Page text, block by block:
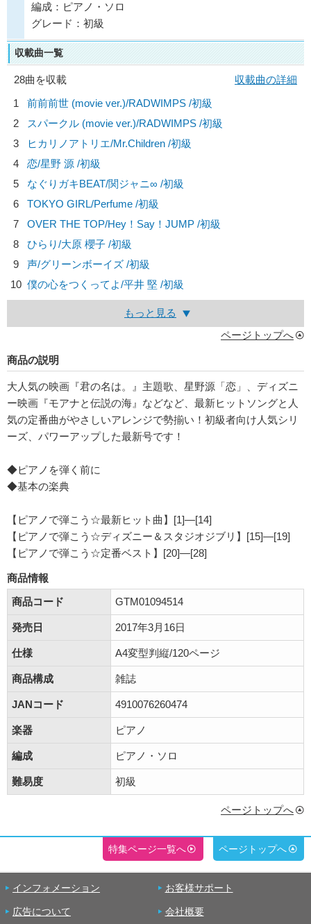
編成：ピアノ・ソロ
グレード：初級
収載曲一覧
28曲を収載
収載曲の詳細
1
前前前世 (movie ver.)/RADWIMPS /初級
2
スパークル (movie ver.)/RADWIMPS /初級
3
ヒカリノアトリエ/Mr.Children /初級
4
恋/星野 源 /初級
5
なぐりガキBEAT/関ジャニ∞ /初級
6
TOKYO GIRL/Perfume /初級
7
OVER THE TOP/Hey！Say！JUMP /初級
8
ひらり/大原 櫻子 /初級
9
声/グリーンボーイズ /初級
10 僕の心をつくってよ/平井 堅 /初級
もっと見る
ページトップへ
商品の説明
大人気の映画『君の名は。』主題歌、星野源「恋」、ディズニ
ー映画『モアナと伝説の海』などなど、最新ヒットソングと人
気の定番曲がやさしいアレンジで勢揃い！初級者向け人気シリ
ーズ、パワーアップした最新号です！
◆ピアノを弾く前に
◆基本の楽典
【ピアノで弾こう☆最新ヒット曲】[1]―[14]
【ピアノで弾こう☆ディズニー＆スタジオジブリ】[15]―[19]
【ピアノで弾こう☆定番ベスト】[20]―[28]
商品情報
商品コード
GTM01094514
発売日 2017年3月16日
仕様 A4変型判縦/120ページ
商品構成 雑誌
JANコード 4910076260474
楽器 ピアノ
編成 ピアノ・ソロ
難易度 初級
ページトップへ
特集ページ一覧へ ページトップへ
インフォメーション お客様サポート
広告について 会社概要